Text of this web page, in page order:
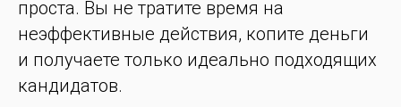
проста. Вы не тратите время на
неэффективные действия, копите деньги
и получаете только идеально подходящих
кандидатов.